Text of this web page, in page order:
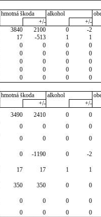
hmotná škoda alkohol
+/- +/-
3840 2100 0 -2
17 -513 1 1
0 0 0 0
0 0 0 0
0 0 0 0
0 0 0 0
0 0 0 0
hmotná škoda alkohol
+/- +/-
3490 2410 0 0
0 0 0 0
0 0 0 0
0 -1190 0 -2
17 17 1 1
350 350 0 0
0 0 0 0
0 0 0 0